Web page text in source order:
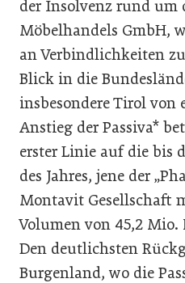
der Insolvenz rund um
Möbelhandels GmbH,
an Verbindlichkeiten
Blick in die
insbesondere Tirol von
Anstieg der Passiva*
erster Linie auf die bis
des Jahres, jene der
Montavit Gesellschaft
Volumen von 45,2
Den deutlichsten
Burgenland, wo die